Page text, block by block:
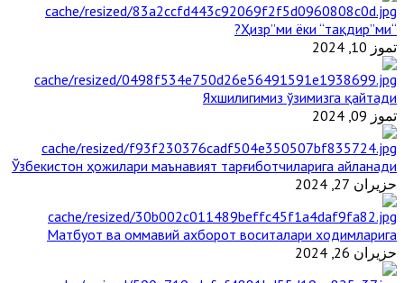
“Ҳизр”ми ёки “тақдир”ми?
تموز 10, 2024
Яхшилигимиз ўзимизга қайтади
تموز 09, 2024
Ўзбекистон ҳожилари маънавият тарғиботчиларига айланади
حزيران 27, 2024
Матбуот ва оммавий ахборот воситалари ходимларига
حزيران 26, 2024